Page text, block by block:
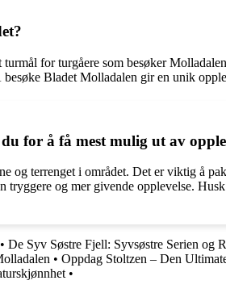
for turgåere som besøker
Bladet Molladalen gir en unik
for å få mest mulig ut av
og terrenget i området. Det er viktig å
og mer givende opplevelse.
• De Syv Søstre Fjell: Syvsøstre Serien og
• Oppdag Stoltzen – Den
•